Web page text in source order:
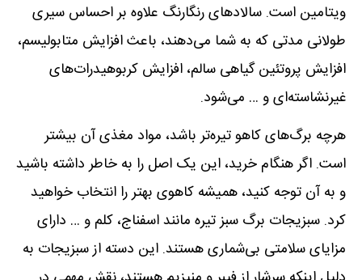
ویتامین است. سالادهای رنگارنگ علاوه بر احساس سیری
طولانی مدتی که به شما می‌دهند، باعث افزایش متابولیسم،
افزایش پروتئین گیاهی سالم، افزایش کربوهیدرات‌های
غیرنشاسته‌ای و … می‌شود.
هرچه برگ‌های کاهو تیره‌تر باشد، مواد مغذی آن بیشتر
است. اگر هنگام خرید، این یک اصل را به خاطر داشته باشید
و به آن توجه کنید، همیشه کاهوی بهتر را انتخاب خواهید
کرد. سبزیجات برگ سبز تیره مانند اسفناج، کلم و … دارای
مزایای سلامتی بی‌شماری هستند. این دسته از سبزیجات به